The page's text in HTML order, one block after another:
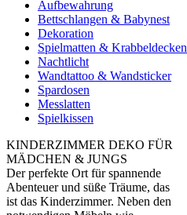
Aufbewahrung
Bettschlangen & Babynest
Dekoration
Spielmatten & Krabbeldecken
Nachtlicht
Wandtattoo & Wandsticker
Spardosen
Messlatten
Spielkissen
KINDERZIMMER DEKO FÜR
MÄDCHEN & JUNGS
Der perfekte Ort für spannende
Abenteuer und süße Träume, das
ist das Kinderzimmer. Neben den